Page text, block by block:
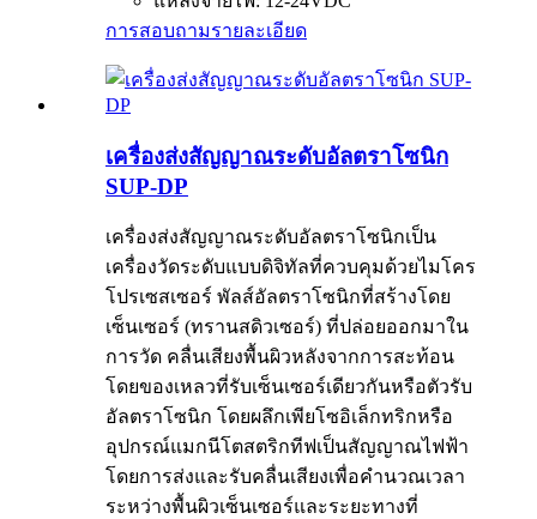
การสอบถามรายละเอียด
เครื่องส่งสัญญาณระดับอัลตราโซนิก
SUP-DP
เครื่องส่งสัญญาณระดับอัลตราโซนิกเป็น
เครื่องวัดระดับแบบดิจิทัลที่ควบคุมด้วยไมโคร
โปรเซสเซอร์ พัลส์อัลตราโซนิกที่สร้างโดย
เซ็นเซอร์ (ทรานสดิวเซอร์) ที่ปล่อยออกมาใน
การวัด คลื่นเสียงพื้นผิวหลังจากการสะท้อน
โดยของเหลวที่รับเซ็นเซอร์เดียวกันหรือตัวรับ
อัลตราโซนิก โดยผลึกเพียโซอิเล็กทริกหรือ
อุปกรณ์แมกนีโตสตริกทีฟเป็นสัญญาณไฟฟ้า
โดยการส่งและรับคลื่นเสียงเพื่อคำนวณเวลา
ระหว่างพื้นผิวเซ็นเซอร์และระยะทางที่